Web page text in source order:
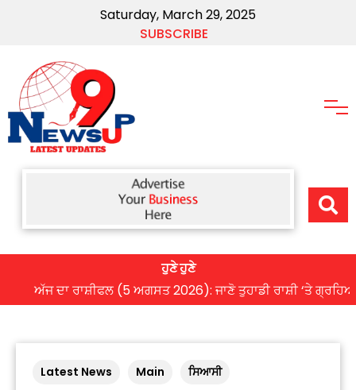
Saturday, March 29, 2025
SUBSCRIBE
ਹੁਣੇ ਹੁਣੇ
ਅੱਜ ਦਾ ਰਾਸ਼ੀਫਲ (5 ਅਗਸਤ 2026): ਜਾਣੋ ਤੁਹਾਡੀ ਰਾਸ਼ੀ ‘ਤੇ ਗ੍ਰਹਿਆਂ ਦੀ
Latest News Main ਸਿਆਸੀ